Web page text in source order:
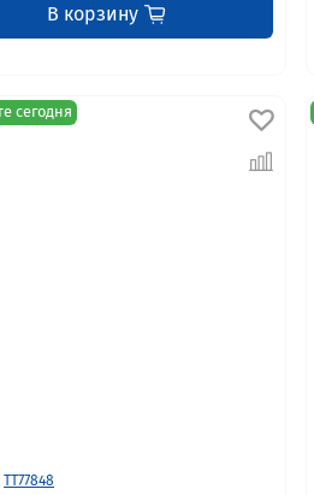
В корзину
сегодня
TT77848